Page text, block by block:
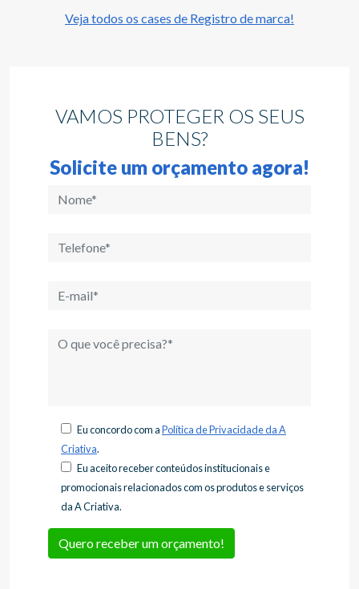
VAMOS PROTEGER OS SEUS
Eu concordo com a
Eu aceito receber conteúdos institucionais e
promocionais relacionados com os produtos e serviços